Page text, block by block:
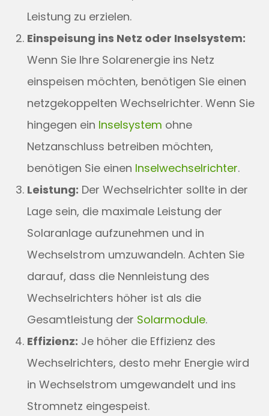
Leistung zu erzielen.
Einspeisung ins Netz oder Inselsystem:
Wenn Sie Ihre Solarenergie ins Netz
einspeisen möchten, benötigen Sie einen
netzgekoppelten Wechselrichter. Wenn Sie
hingegen ein Inselsystem ohne
Netzanschluss betreiben möchten,
benötigen Sie einen Inselwechselrichter.
Leistung: Der Wechselrichter sollte in der
Lage sein, die maximale Leistung der
Solaranlage aufzunehmen und in
Wechselstrom umzuwandeln. Achten Sie
darauf, dass die Nennleistung des
Wechselrichters höher ist als die
Gesamtleistung der Solarmodule.
Effizienz: Je höher die Effizienz des
Wechselrichters, desto mehr Energie wird
in Wechselstrom umgewandelt und ins
Stromnetz eingespeist.